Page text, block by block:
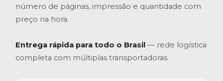
número de páginas, impressão e quantidade com
preço na hora.
Entrega rápida para todo o Brasil — rede logística
completa com múltiplas transportadoras.